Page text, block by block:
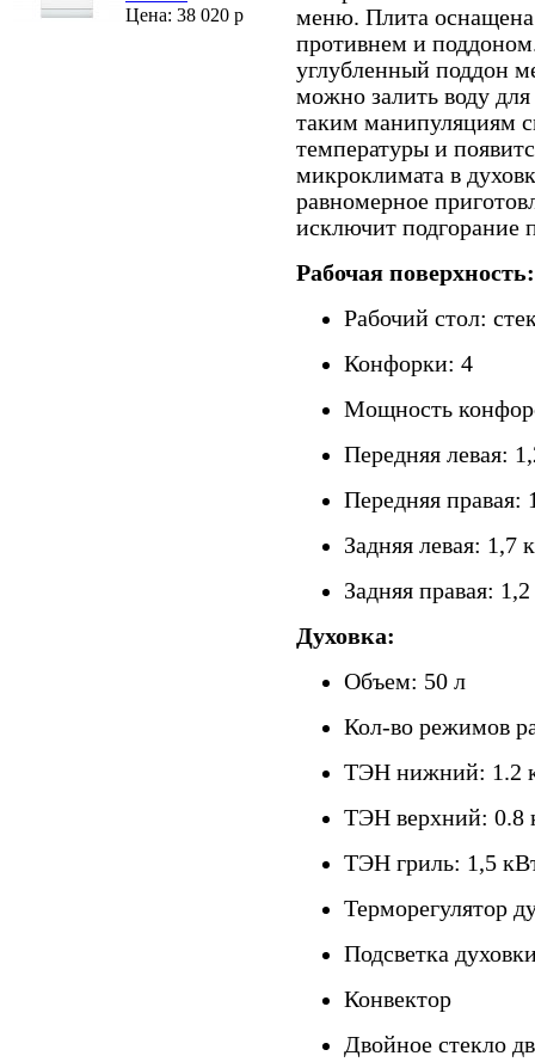
Цена: 38 020 р
меню. Плита оснащена
противнем и
углубленный поддон
можно залить воду
таким манипуляциям
температуры и
микроклимата в
равномерное
исключит подгорание
Рабочая поверхность:
Рабочий стол:
Конфорки: 4
Мощность
Передняя левая:
Передняя правая:
Задняя левая: 1,7
Задняя правая:
Духовка:
Объем: 50 л
Кол-во режимов
ТЭН нижний: 1.2
ТЭН верхний: 0.8
ТЭН гриль: 1,5
Терморегулятор
Подсветка
Конвектор
Двойное стекло